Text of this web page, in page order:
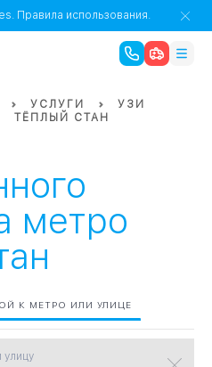
СЗАО 01
Бабушкинская
Вокзал
Правила использования.
УСЛУГИ
УЗИ
ТЁПЛЫЙ СТАН
метро
К МЕТРО ИЛИ УЛИЦЕ